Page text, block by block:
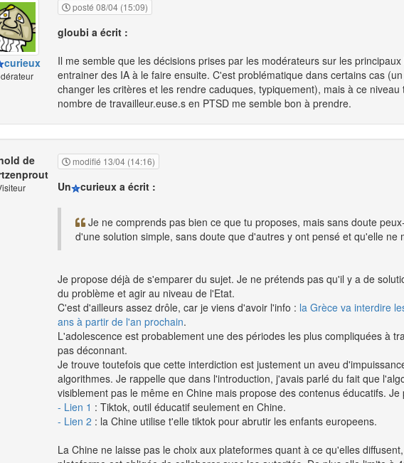
curieux
posté 08/04 (15:09)
gloubi a écrit :
Il me semble que les décisions prises par les modérateurs sur les
entrainer des IA à le faire ensuite. C'est problématique dans certains cas
changer les critères et les rendre caduques, typiquement), mais à ce
nombre de travailleur.euse.s en PTSD me semble bon à prendre.
de
modifié 13/04 (14:16)
Un curieux a écrit :
Je ne comprends pas bien ce que tu proposes, mais sans doute
d'une solution simple, sans doute que d'autres y ont pensé et qu'elle ne
Je propose déjà de s'emparer du sujet. Je ne prétends pas qu'il y a de
du problème et agir au niveau de l'Etat.
C'est d'ailleurs assez drôle, car je viens d'avoir l'info : la Grèce va interdire
ans à partir de l'an prochain.
L'adolescence est probablement une des périodes les plus compliquées à
pas déconnant.
Je trouve toutefois que cette interdiction est justement un aveu
algorithmes. Je rappelle que dans l'introduction, j'avais parlé du fait que
visiblement pas le même en Chine mais propose des contenus éducatifs.
- Lien 1 : Tiktok, outil éducatif seulement en Chine.
- Lien 2 : la Chine utilise t'elle tiktok pour abrutir les enfants europeens.
La Chine ne laisse pas le choix aux plateformes quant à ce qu'elles